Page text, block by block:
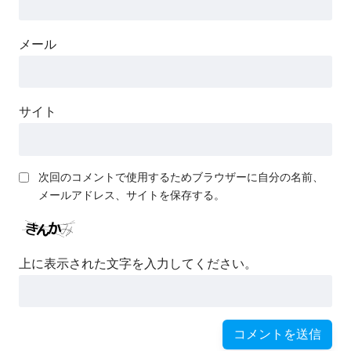
メール
サイト
次回のコメントで使用するためブラウザーに自分の名前、
メールアドレス、サイトを保存する。
上に表示された文字を入力してください。